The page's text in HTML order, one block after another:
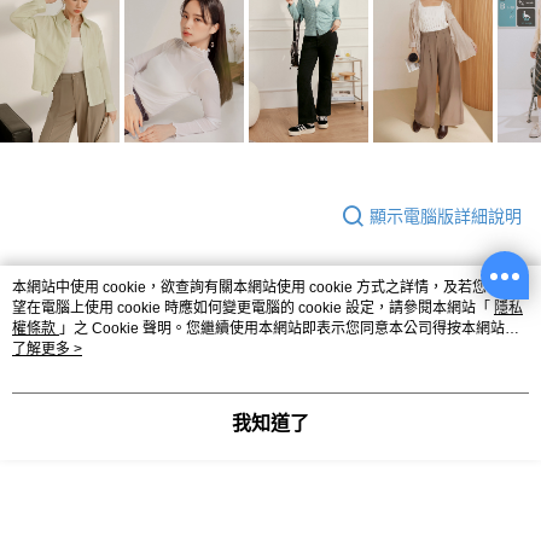
顯示電腦版詳細說明
商品規格
本網站中使用 cookie，欲查詢有關本網站使用 cookie 方式之詳情，及若您不希
望在電腦上使用 cookie 時應如何變更電腦的 cookie 設定，請參閱本網站「 隱私
權條款 」之 Cookie 聲明。您繼續使用本網站即表示您同意本公司得按本網站使
用條款之 Cookie 聲明使用 cookie。
了解更多 >
我知道了